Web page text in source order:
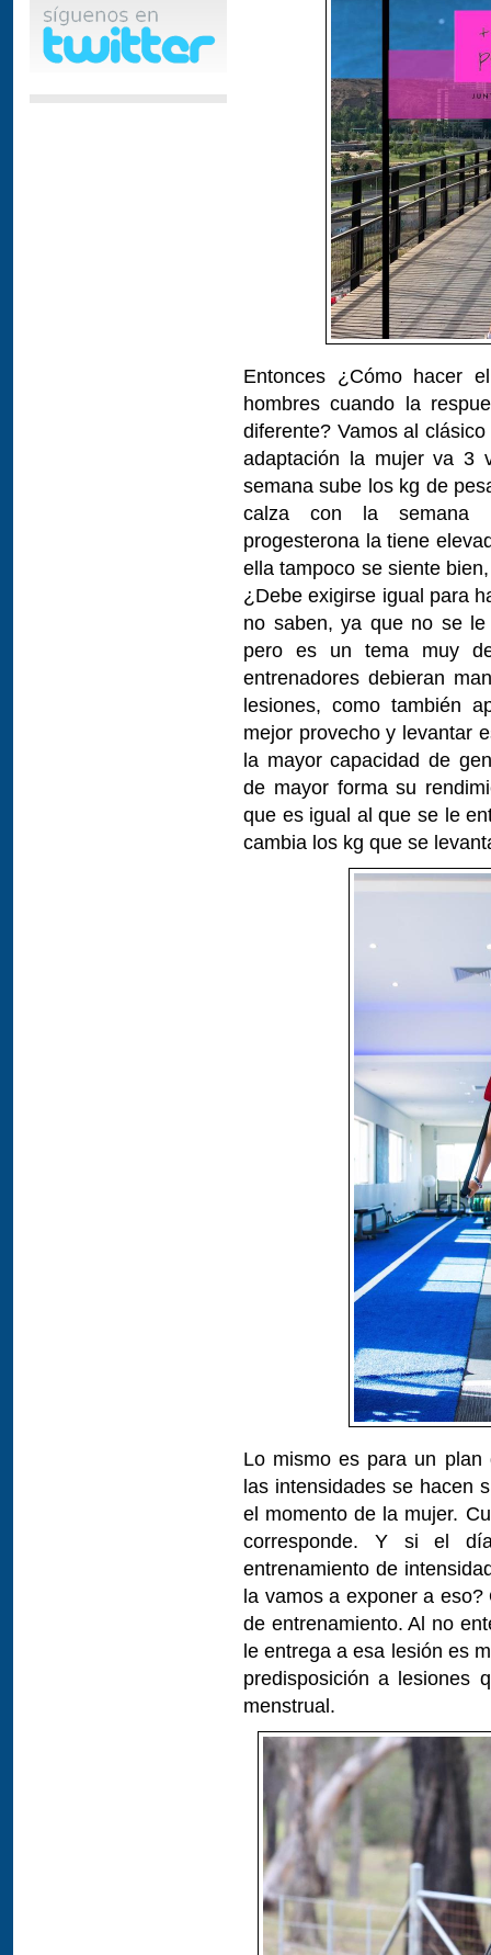
Entonces ¿Cómo hacer
hombres cuando la
diferente? Vamos al
adaptación la mujer va 3
semana sube los kg de
calza con la semana
progesterona la tiene
ella tampoco se siente
¿Debe exigirse igual para
no saben, ya que no se
pero es un tema muy
entrenadores debieran
lesiones, como también
mejor provecho y levantar
la mayor capacidad de
de mayor forma su
que es igual al que se le
cambia los kg que se
Lo mismo es para un plan
las intensidades se hacen
el momento de la mujer.
corresponde. Y si el
entrenamiento de
la vamos a exponer a
de entrenamiento. Al no
le entrega a esa lesión es
predisposición a lesiones
menstrual.